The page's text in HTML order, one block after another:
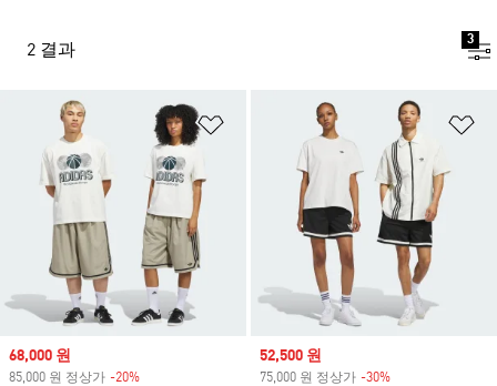
2 결과
3
위시리스트 담기
Sale price
68,000 원
85,000 원 정상가 -20%
Sale price
52,500 원
75,000 원 정상가 -30%